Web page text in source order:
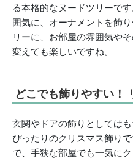
る本格的なヌードツリーで
囲気に、オーナメントを飾
リーに、お部屋の雰囲気や
変えても楽しいですね。
どこでも飾りやすい！
玄関やドアの飾りとしては
ぴったりのクリスマス飾り
で、手狭な部屋でも一気に